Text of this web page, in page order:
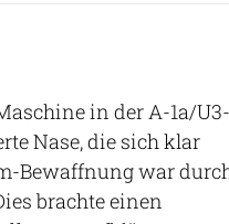
in der A-1a/U3-
Nase, die sich klar
Bewaffnung war
brachte einen